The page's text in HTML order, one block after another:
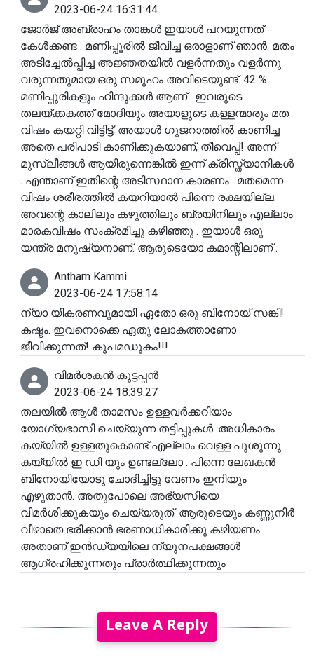
2023-06-24 16:31:44
ജോർജ് അബ്രാഹം താങ്കൾ ഇയാൾ പറയുന്നത്
കേൾക്കണ്ട . മണിപ്പൂരിൽ ജീവിച്ച ഒരാളാണ് ഞാൻ. മതം
അടിച്ചേൽപ്പിച്ച അജ്ഞതയിൽ വളർന്നതും വളർന്നു
വരുന്നതുമായ ഒരു സമൂഹം അവിടെയുണ്ട്. 42 %
മണിപ്പൂരികളും ഹിന്ദുക്കൾ ആണ് . ഇവരുടെ
തലയ്ക്കകത്ത് മോദിയും അയാളുടെ കള്ളന്മാരും മത
വിഷം കയറ്റി വിട്ടിട്ട്, അയാൾ ഗുജറാത്തിൽ കാണിച്ച
അതെ പരിപാടി കാണിക്കുകയാണ്, തീവെപ്പ്! അന്ന്
മുസ്ലീങ്ങൾ ആയിരുന്നെങ്കിൽ ഇന്ന് ക്രിസ്ത്യാനികൾ
. എന്താണ് ഇതിന്റെ അടിസ്ഥാന കാരണം . മതമെന്ന
വിഷം ശരീരത്തിൽ കയറിയാൽ പിന്നെ രക്ഷയില്ല.
അവന്റെ കാലിലും കഴുത്തിലും ബ്രയിനിലും എല്ലാം
മാരകവിഷം സംക്രമിച്ചു കഴിഞ്ഞു . ഇയാൾ ഒരു
യന്ത്ര മനുഷ്യനാണ്. ആരുടെയോ കമാന്റിലാണ് .
Antham Kammi
2023-06-24 17:58:14
ന്യാ യീകരണവുമായി ഏതോ ഒരു ബിനോയ് സങ്കി!
കഷ്ടം. ഇവനൊക്കെ ഏതു ലോകത്താണോ
ജീവിക്കുന്നത്! കൂപമഡൂകം!!!
വിമർശകൻ കുട്ടപ്പൻ
2023-06-24 18:39:27
തലയിൽ ആൾ താമസം ഉള്ളവർക്കറിയാം
യോഗ്യഭാസി ചെയ്യുന്ന തട്ടിപ്പുകൾ. അധികാരം
കയ്യിൽ ഉള്ളതുകൊണ്ട് എല്ലാം വെള്ള പൂശുന്നു.
കയ്യിൽ ഇ ഡി യും ഉണ്ടല്ലോ . പിന്നെ ലേഖകൻ
ബിനോയിയോടു ചോദിച്ചിട്ടു വേണം ഇനിയും
എഴുതാൻ. അതുപോലെ അഭ്യസിയെ
വിമർശിക്കുകയും ചെയ്യരുത്. ആരുടെയും കണ്ണുനീർ
വീഴാതെ ഭരിക്കാൻ ഭരണാധികാരിക്കു കഴിയണം.
അതാണ് ഇൻഡ്യയിലെ ന്യൂനപക്ഷങ്ങൾ
ആഗ്രഹിക്കുന്നതും പ്രാർത്ഥിക്കുന്നതും
Leave A Reply